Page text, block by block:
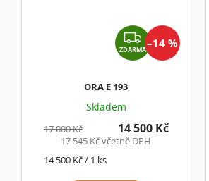
Z
D
A
ZDARMA–14 %
ORA E 193
Skladem
17 000 Kč
17 545 Kč včetně DPH
14 500 Kč
Měrná
14 500 Kč / 1 ks